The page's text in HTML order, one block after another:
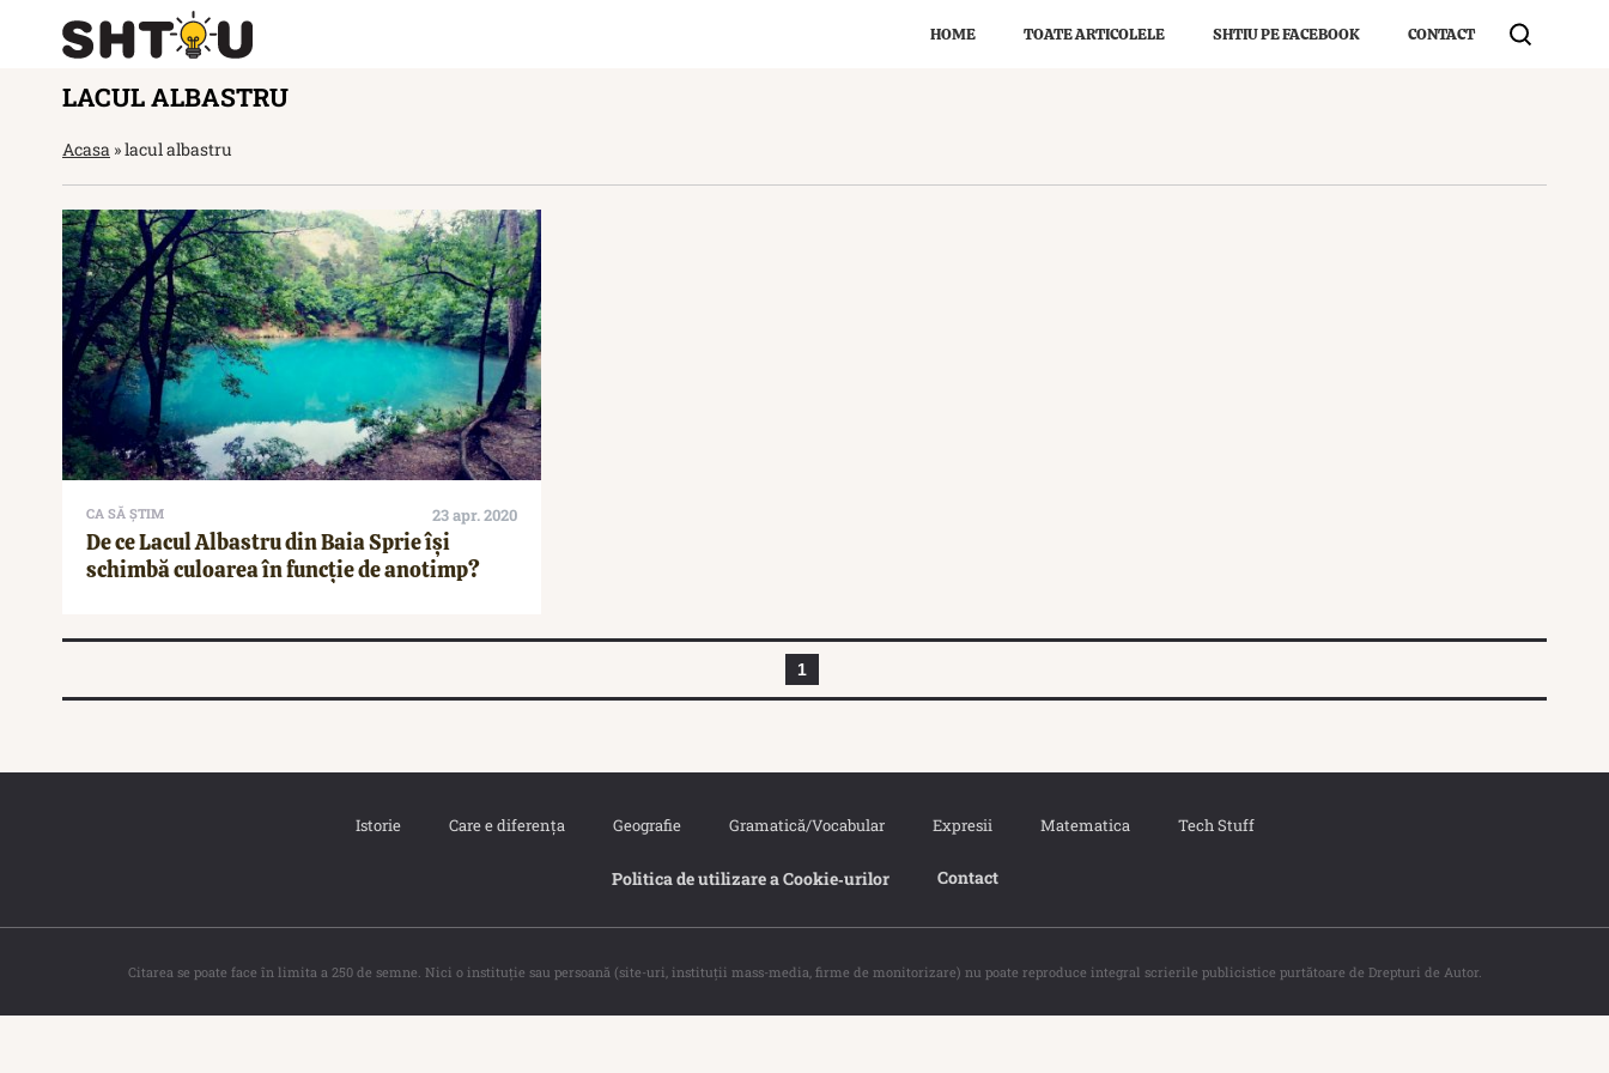
HOME TOATE ARTICOLELE SHTIU PE FACEBOOK CONTACT
LACUL ALBASTRU
Acasa »lacul albastru
CA SĂ ȘTIM 23 apr. 2020
De ce Lacul Albastru din Baia Sprie își
schimbă culoarea în funcție de anotimp?
1
Istorie Care e diferența Geografie Gramatică/Vocabular Expresii Matematica Tech Stuff
Politica de utilizare a Cookie‐urilor Contact
Citarea se poate face în limita a 250 de semne. Nici o instituţie sau persoană (site-uri, instituţii mass-media, firme de monitorizare) nu poate reproduce integral scrierile publicistice purtătoare de Drepturi de Autor.